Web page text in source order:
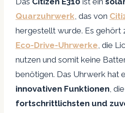
Quarzuhrwerk, das von
hergestellt wurde. Es gehört
Eco-Drive-Uhrwerke, die
nutzen und somit keine
benötigen. Das Uhrwerk hat
innovativen Funktionen,
fortschrittlichsten und